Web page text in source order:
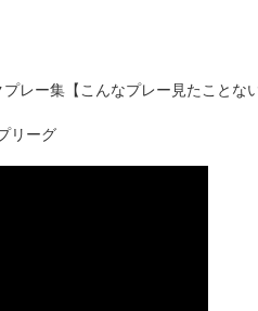
レー集【こんなプレー見たことな
リーグ